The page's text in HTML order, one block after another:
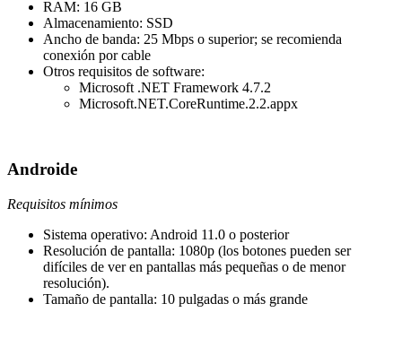
RAM: 16 GB
Almacenamiento: SSD
Ancho de banda: 25 Mbps o superior; se recomienda
conexión por cable
Otros requisitos de software:
Microsoft .NET Framework 4.7.2
Microsoft.NET.CoreRuntime.2.2.appx
Androide
Requisitos mínimos
Sistema operativo: Android 11.0 o posterior
Resolución de pantalla: 1080p (los botones pueden ser
difíciles de ver en pantallas más pequeñas o de menor
resolución).
Tamaño de pantalla: 10 pulgadas o más grande